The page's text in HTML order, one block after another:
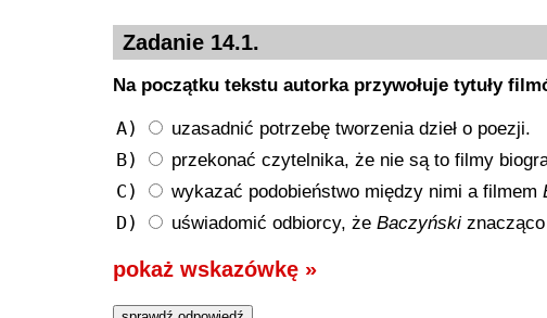
Zadanie 14.1.
Na początku tekstu autorka przywołuje tytuły
A) uzasadnić potrzebę tworzenia dzieł o poezji.
B) przekonać czytelnika, że nie są to filmy
C) wykazać podobieństwo między nimi a filmem
D) uświadomić odbiorcy, że Baczyński
pokaż wskazówkę »